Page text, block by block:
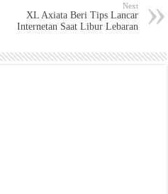
Next
XL Axiata Beri Tips Lancar
Internetan Saat Libur Lebaran